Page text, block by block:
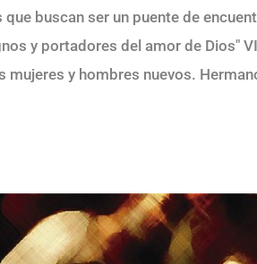
que buscan ser un puente de
y portadores del amor de Dios"
mujeres y hombres nuevos.